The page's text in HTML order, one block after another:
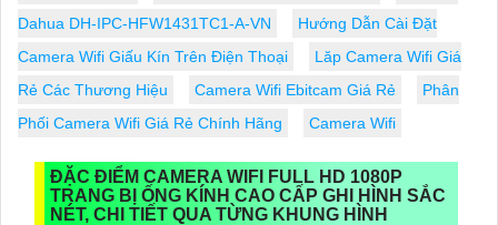
Dahua DH-IPC-HFW1431TC1-A-VN
Hướng Dẫn Cài Đặt
Camera Wifi Giấu Kín Trên Điện Thoại
Lăp Camera Wifi Giá
Rẻ Các Thương Hiệu
Camera Wifi Ebitcam Giá Rẻ
Phân
Phối Camera Wifi Giá Rẻ Chính Hãng
Camera Wifi
ĐẶC ĐIỂM CAMERA WIFI FULL HD 1080P
TRANG BỊ ỐNG KÍNH CAO CẤP GHI HÌNH SẮC
NÉT, CHI TIẾT QUA TỪNG KHUNG HÌNH